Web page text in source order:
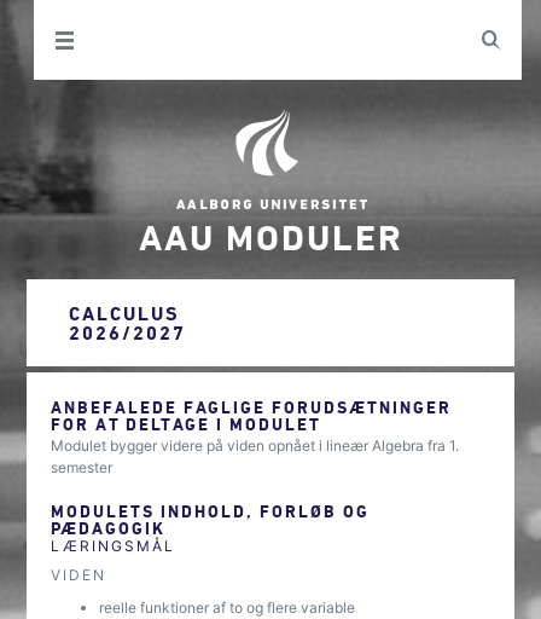
AAU MODULER
CALCULUS
2026/2027
ANBEFALEDE FAGLIGE FORUDSÆTNINGER
FOR AT DELTAGE I MODULET
Modulet bygger videre på viden opnået i lineær Algebra fra 1.
semester
MODULETS INDHOLD, FORLØB OG
PÆDAGOGIK
LÆRINGSMÅL
VIDEN
reelle funktioner af to og flere variable